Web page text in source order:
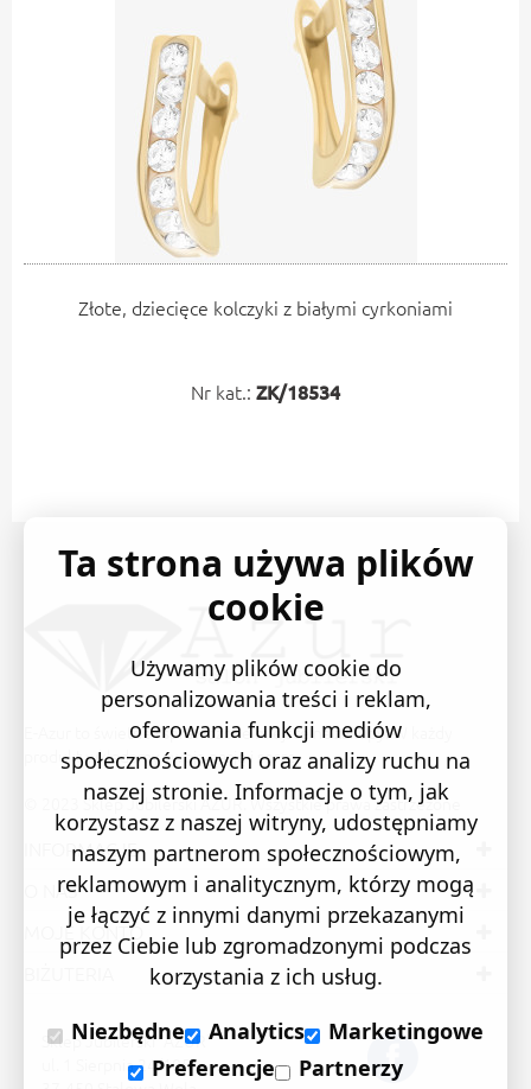
Złote, dziecięce kolczyki z białymi cyrkoniami
Nr kat.: ZK/18534
E-Azur to świetne i sprawdzone miejsce na zakupy. W każdy
produkt wkładamy swoją pasję i serce.
© 2023 Sklep Jubilerski AZUR. Wszystkie prawa zastrzeżone
INFORMACJE
O NAS
MOJE KONTO
Sklep Jubilerski "AZUR"
ul. 1 Sierpnia 24/105
Ta strona używa plików
cookie
Używamy plików cookie do
personalizowania treści i reklam,
oferowania funkcji mediów
społecznościowych oraz analizy ruchu na
naszej stronie. Informacje o tym, jak
korzystasz z naszej witryny, udostępniamy
naszym partnerom społecznościowym,
reklamowym i analitycznym, którzy mogą
je łączyć z innymi danymi przekazanymi
przez Ciebie lub zgromadzonymi podczas
korzystania z ich usług.
Niezbędne
Analytics
Marketingowe
Preferencje
Partnerzy